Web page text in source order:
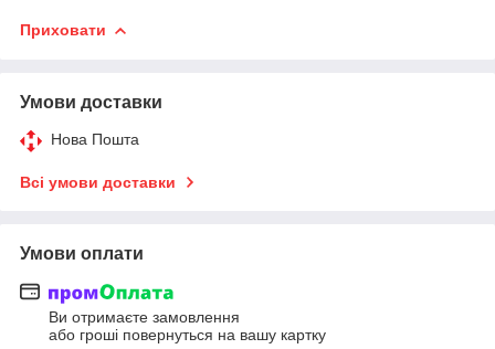
Приховати
Умови доставки
Нова Пошта
Всі умови доставки
Умови оплати
Ви отримаєте замовлення
або гроші повернуться на вашу картку